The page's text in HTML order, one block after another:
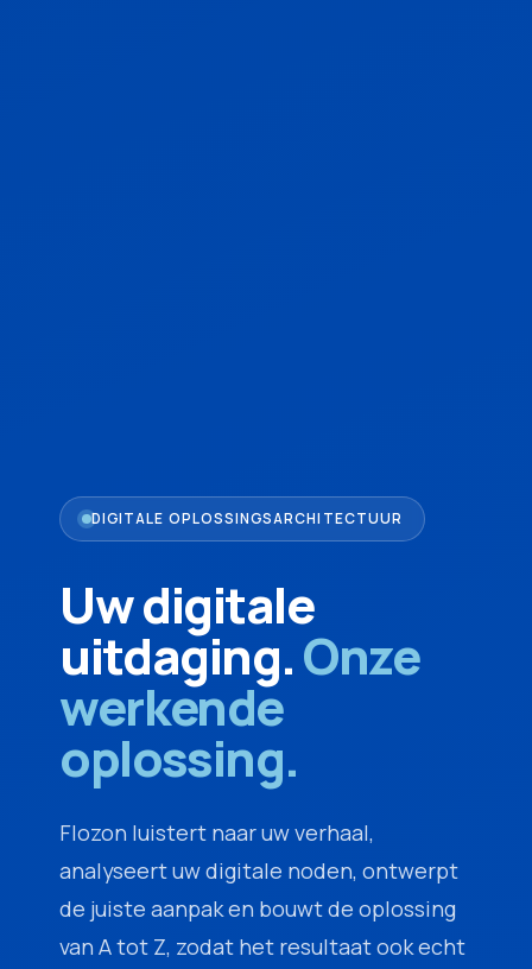
DIGITALE OPLOSSINGSARCHITECTUUR
Uw digitale
uitdaging.Onze
werkende
oplossing.
Flozon luistert naar uw verhaal,
analyseert uw digitale noden, ontwerpt
de juiste aanpak en bouwt de oplossing
van A tot Z, zodat het resultaat ook echt